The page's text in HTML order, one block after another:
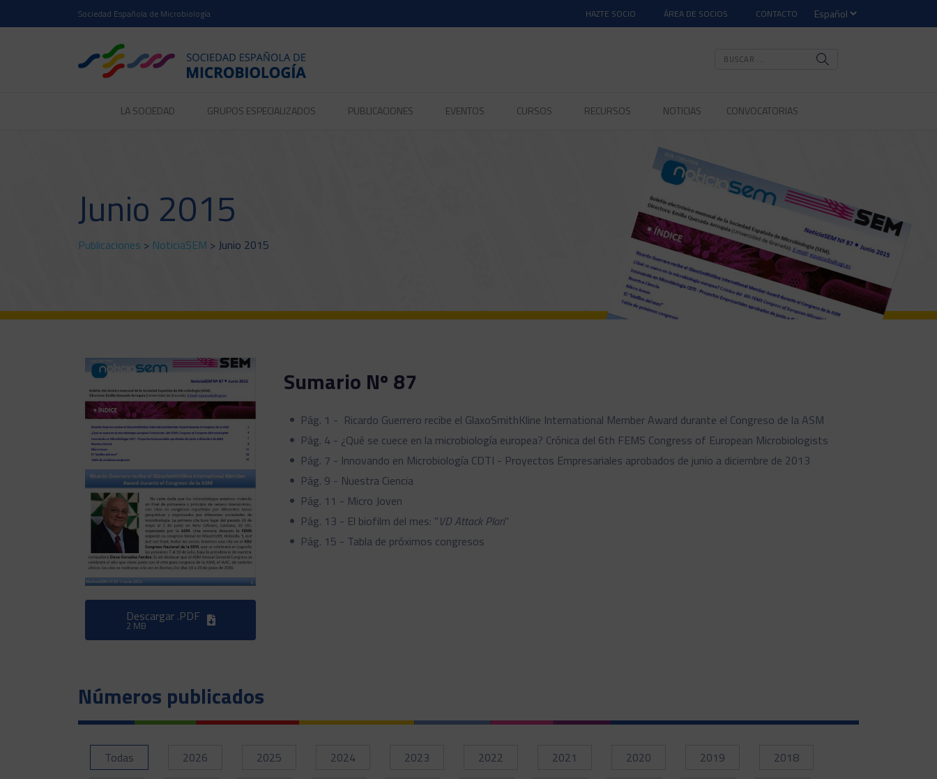
Sociedad Española de Microbiología HAZTE SOCIO ÁREA DE SOCIOS CONTACTO
LA SOCIEDAD GRUPOS ESPECIALIZADOS PUBLICACIONES EVENTOS CURSOS RECURSOS NOTICIAS CONVOCATORIAS
Junio 2015
Publicaciones > NoticiaSEM > Junio 2015
Descargar .PDF
2 MB
Sumario Nº 87
Pág. 1 - Ricardo Guerrero recibe el GlaxoSmithKline International Member Award durante el Congreso de la ASM
Pág. 4 - ¿Qué se cuece en la microbiología europea? Crónica del 6th FEMS Congress of European Microbiologists
Pág. 7 - Innovando en Microbiología CDTI - Proyectos Empresariales aprobados de junio a diciembre de 2013
Pág. 9 - Nuestra Ciencia
Pág. 11 - Micro Joven
Pág. 13 - El biofilm del mes: "VD Attack Plan"
Pág. 15 - Tabla de próximos congresos
Números publicados
Todas 2026 2025 2024 2023 2022 2021 2020 2019
2018